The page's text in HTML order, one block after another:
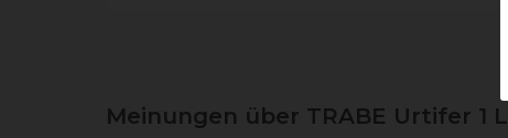
Meinungen über TRABE Urtifer 1 L